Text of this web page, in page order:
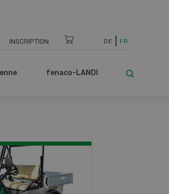
INSCRIPTION DE FR
fenaco-LANDI